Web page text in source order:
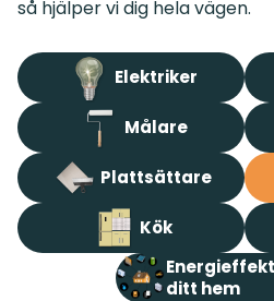
Elektriker
Målare
Plattsättare
Kök
ditt hem